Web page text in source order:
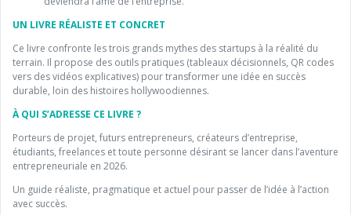
UN LIVRE RÉALISTE ET CONCRET
Ce livre confronte les trois grands mythes des startups à la réalité du
terrain. Il propose des outils pratiques (tableaux décisionnels, QR codes
vers des vidéos explicatives) pour transformer une idée en succès
durable, loin des histoires hollywoodiennes.
À QUI S’ADRESSE CE LIVRE ?
Porteurs de projet, futurs entrepreneurs, créateurs d’entreprise,
étudiants, freelances et toute personne désirant se lancer dans l’aventure
entrepreneuriale en 2026.
Un guide réaliste, pragmatique et actuel pour passer de l’idée à l’action
avec succès.